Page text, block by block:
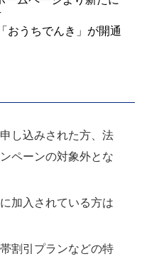
うちでんき」が開通
し込みされた方、法
ペーンの対象外とな
加入されている方は
割引プランなどの特